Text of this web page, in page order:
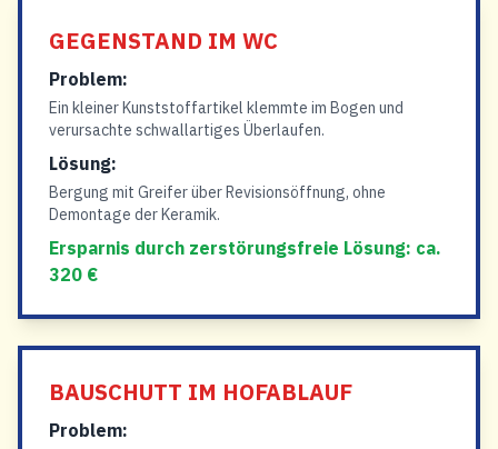
GEGENSTAND IM WC
Problem:
Ein kleiner Kunststoffartikel klemmte im Bogen und
verursachte schwallartiges Überlaufen.
Lösung:
Bergung mit Greifer über Revisionsöffnung, ohne
Demontage der Keramik.
Ersparnis durch zerstörungsfreie Lösung: ca.
320 €
BAUSCHUTT IM HOFABLAUF
Problem: